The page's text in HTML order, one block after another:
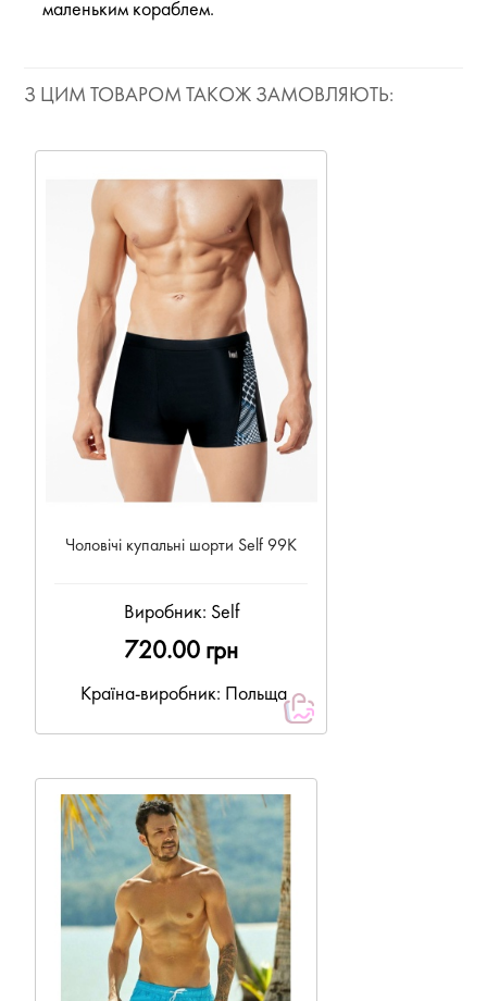
маленьким кораблем.
З ЦИМ ТОВАРОМ ТАКОЖ ЗАМОВЛЯЮТЬ:
Чоловічі купальні шорти Self 99К
Виробник: Self
720.00 грн
Країна-виробник: Польща